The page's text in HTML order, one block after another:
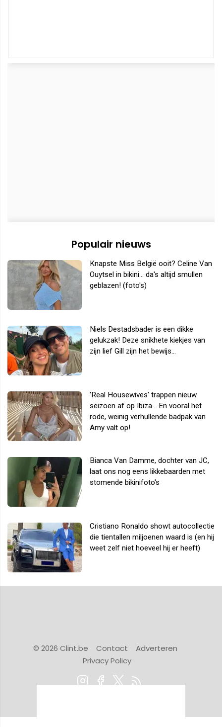
Populair nieuws
Knapste Miss België ooit? Celine Van
Ouytsel in bikini... da's altijd smullen
geblazen! (foto's)
Niels Destadsbader is een dikke
gelukzak! Deze snikhete kiekjes van
zijn lief Gill zijn het bewijs...
'Real Housewives' trappen nieuw
seizoen af op Ibiza... En vooral het
rode, weinig verhullende badpak van
Amy valt op!
Bianca Van Damme, dochter van JC,
laat ons nog eens likkebaarden met
stomende bikinifoto's
Cristiano Ronaldo showt autocollectie
die tientallen miljoenen waard is (en hij
weet zelf niet hoeveel hij er heeft)
© 2026 Clint.be Contact
Adverteren
Privacy Policy